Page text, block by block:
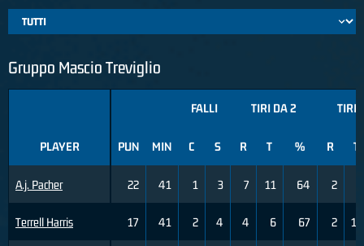
Gruppo Mascio Treviglio
PLAYER
A.j. Pacher
Terrell Harris
FALLI TIRI DA 2 TIRI
PUN MIN C S R T % R T
22 41 1 3 7 11 64 2
17 41 2 4 4 6 67 2 11